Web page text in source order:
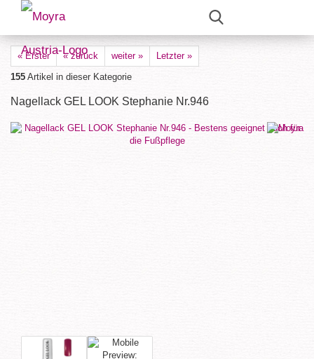
« Erster « zurück weiter »
Letzter »
155 Artikel in dieser Kategorie
Nagellack GEL LOOK Stephanie Nr.946